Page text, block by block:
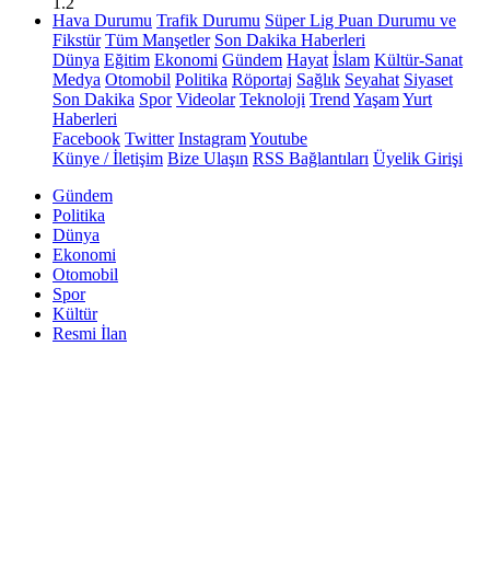
Hava Durumu Trafik Durumu Süper Lig Puan Durumu ve
Fikstür Tüm Manşetler Son Dakika Haberleri
Dünya Eğitim Ekonomi Gündem Hayat İslam Kültür-Sanat
Medya Otomobil Politika Röportaj Sağlık Seyahat Siyaset
Son Dakika Spor Videolar Teknoloji Trend YaşamYurt
Haberleri
Facebook Twitter InstagramYoutube
Künye / İletişim Bize Ulaşın RSS Bağlantıları Üyelik Girişi
Gündem
Politika
Dünya
Ekonomi
Otomobil
Spor
Kültür
Resmi İlan